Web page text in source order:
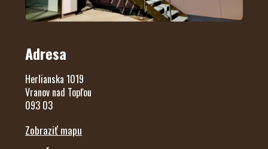
Adresa
Herlianska 1019
Vranov nad Topľou
093 03
Zobraziť mapu